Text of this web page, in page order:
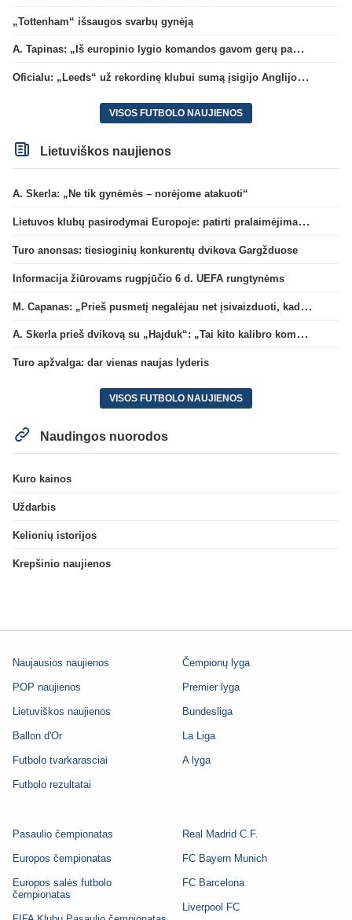
„Tottenham“ išsaugos svarbų gynėją
A. Tapinas: „Iš europinio lygio komandos gavom gerų pamokų“
Oficialu: „Leeds“ už rekordinę klubui sumą įsigijo Anglijos rinktinės vartininką
VISOS FUTBOLO NAUJIENOS
Lietuviškos naujienos
A. Skerla: „Ne tik gynėmės – norėjome atakuoti“
Lietuvos klubų pasirodymai Europoje: patirti pralaimėjimai Kroatijos atstovams
Turo anonsas: tiesioginių konkurentų dvikova Gargžduose
Informacija žiūrovams rugpjūčio 6 d. UEFA rungtynėms
M. Capanas: „Prieš pusmetį negalėjau net įsivaizduoti, kad žaisime prieš „Hajduk“
A. Skerla prieš dvikovą su „Hajduk“: „Tai kito kalibro komanda“
Turo apžvalga: dar vienas naujas lyderis
VISOS FUTBOLO NAUJIENOS
Naudingos nuorodos
Kuro kainos
Uždarbis
Kelionių istorijos
Krepšinio naujienos
Naujausios naujienos
POP naujienos
Lietuviškos naujienos
Ballon d'Or
Futbolo tvarkarasciai
Futbolo rezultatai
Čempionų lyga
Premier lyga
Bundesliga
La Liga
A lyga
Pasaulio čempionatas
Europos čempionatas
Europos salės futbolo
čempionatas
Real Madrid C.F.
FC Bayern Munich
FC Barcelona
Liverpool FC